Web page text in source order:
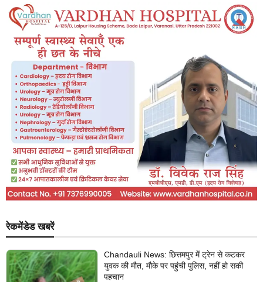
रेकमेंडेड खबरें
Chandauli News: छित्तमपुर में ट्रेन से कटकर
युवक की मौत, मौके पर पहुंची पुलिस, नहीं हो सकी
पहचान